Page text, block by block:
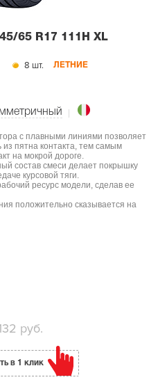
65 R17 111H XL
8 шт. ЛЕТНИЕ
с плавными линиями позволяет
пятна контакта, тем самым
на мокрой дороге.
состав смеси делает покрышку
курсовой тяги.
ресурс модели, сделав ее
положительно сказывается на
руб.
в 1 клик